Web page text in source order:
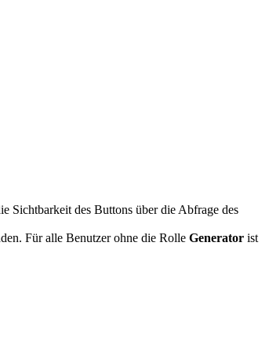
Sichtbarkeit des Buttons über die Abfrage des
Für alle Benutzer ohne die Rolle Generator ist